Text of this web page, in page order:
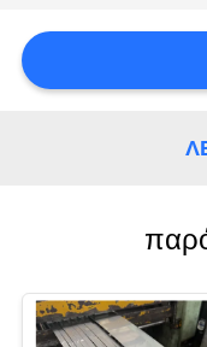
ΈΝΑ
PRIVACY
POLICY